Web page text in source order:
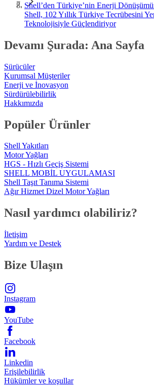
Shell’den Türkiye’nin Enerji
Shell, 102 Yıllık Türkiye Tecrübesini
Teknolojisiyle Güçlendiriyor
Devamı Şurada: Ana Sayfa
Sürücüler
Kurumsal Müşteriler
Enerji ve İnovasyon
Sürdürülebilirlik
Hakkımızda
Popüler Ürünler
Shell Yakıtları
Motor Yağları
HGS - Hızlı Geçiş Sistemi
SHELL MOBİL UYGULAMASI
Shell Taşıt Tanıma Sistemi
Ağır Hizmet Dizel Motor Yağları
Nasıl yardımcı olabiliriz?
İletişim
Yardım ve Destek
Bize Ulaşın
Instagram
YouTube
Facebook
Linkedin
Erişilebilirlik
Hükümler ve koşullar